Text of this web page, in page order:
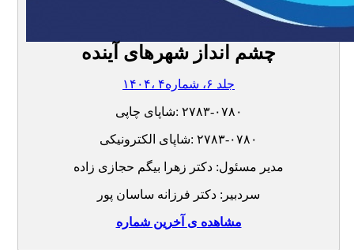
چشم انداز شهرهای آینده
۱۴۰۴، جلد ۶، شماره۴
شاپای چاپی: ۲۷۸۳-۰۷۸۰
شاپای الکترونیکی: ۲۷۸۳-۰۷۸۰
مدیر مسئول: دکتر زهرا بیگم حجازی زاده
سردبیر: دکتر فرزانه ساسان پور
مشاهده ی آخرین شماره